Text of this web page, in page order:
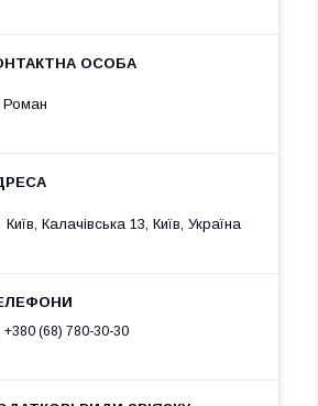
Роман
Київ, Калачівська 13, Київ, Україна
+380 (68) 780-30-30